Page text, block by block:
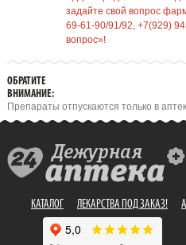
задайте свой вопрос
69-61-90/91/92, +7(929)
вопрос»!
ОБРАТИТЕ
ВНИМАНИЕ:
Препараты отпускаются только в
КАТАЛОГ ЛЕКАРСТВА ПОД ЗАКАЗ!